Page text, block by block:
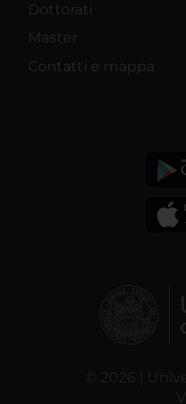
Dottorati
Master
Contatti e mappa
© 2026 |